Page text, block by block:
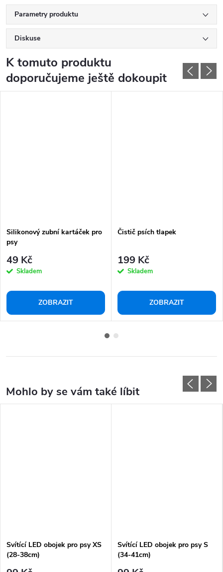
Parametry produktu
Diskuse
K tomuto produktu
doporučujeme ještě dokoupit
Silikonový zubní kartáček pro
psy
49 Kč
Skladem
ZOBRAZIT
Čistič psích tlapek
199 Kč
Skladem
ZOBRAZIT
Svítící LED obojek pro psy XS
(28-38cm)
Svítící LED obojek pro psy S
(34-41cm)